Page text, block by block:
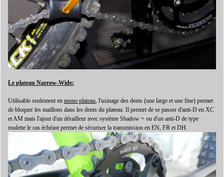
Le plateau Narrow-Wide:
Utilisable seulement en mono plateau, l'usinage des dents (une large et une fine) permet
de bloquer les maillons dans les dents du plateau. Il permet de se passer d'anti-D en XC
et AM mais l'ajout d'un dérailleur avec système Shadow + ou d'un anti-D de type
roulette le cas échéant permet de sécuriser la transmission en EN, FR et DH.